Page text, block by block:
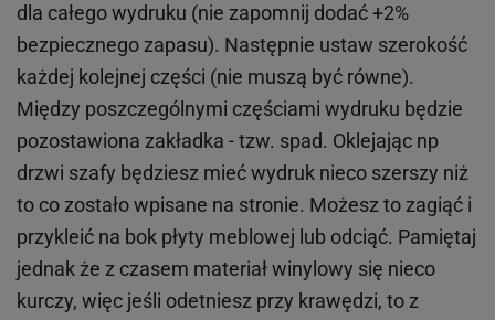
dla całego wydruku (nie zapomnij dodać +2%
bezpiecznego zapasu). Następnie ustaw szerokość
każdej kolejnej części (nie muszą być równe).
Między poszczególnymi częściami wydruku będzie
pozostawiona zakładka - tzw. spad. Oklejając np
drzwi szafy będziesz mieć wydruk nieco szerszy niż
to co zostało wpisane na stronie. Możesz to zagiąć i
przykleić na bok płyty meblowej lub odciąć. Pamiętaj
jednak że z czasem materiał winylowy się nieco
kurczy, więc jeśli odetniesz przy krawędzi, to z